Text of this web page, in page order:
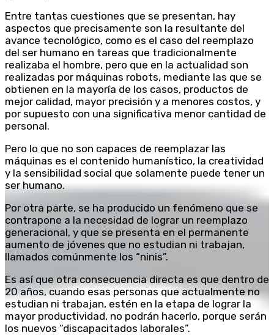
Entre tantas cuestiones que se presentan, hay
aspectos que precisamente son la resultante del
avance tecnológico, como es el caso del reemplazo
del ser humano en tareas que tradicionalmente
realizaba el hombre, pero que en la actualidad son
realizadas por máquinas robots, mediante las que se
obtienen en la mayoría de los casos, productos de
mejor calidad, mayor precisión y a menores costos, y
por supuesto con una significativa menor cantidad de
personal.
Pero lo que no son capaces de reemplazar las
máquinas es el contenido humanístico, la creatividad
y la sensibilidad social que solamente puede tener un
ser humano.
Por otra parte, se ha producido un fenómeno que se
contrapone a la necesidad de lograr un reemplazo
generacional, y que se presenta en el permanente
aumento de jóvenes que no estudian ni trabajan,
llamados comúnmente los “ninis”.
Es así que otra consecuencia directa es que dentro de
20 años, cuando esas personas que actualmente no
estudian ni trabajan, estén en la etapa de lograr la
mayor productividad, no podrán hacerlo, porque serán
los nuevos “discapacitados laborales”.